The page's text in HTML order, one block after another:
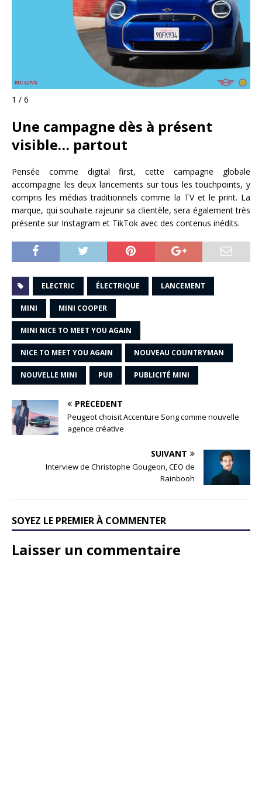
1 / 6
Une campagne dès à présent
visible… partout
Pensée comme digital first, cette campagne globale
accompagne les deux lancements sur tous les touchpoints, y
compris les médias traditionnels comme la TV et le print. La
marque, qui souhaite rajeunir sa clientèle, sera également très
présente sur Instagram et TikTok avec des contenus inédits.
ELECTRIC ÉLECTRIQUE LANCEMENT
MINI MINI COOPER
MINI NICE TO MEET YOU AGAIN
NICE TO MEET YOU AGAIN NOUVEAU COUNTRYMAN
NOUVELLE MINI PUB PUBLICITÉ MINI
PRÉCÉDENT
Peugeot choisit Accenture Song comme nouvelle
agence créative
SUIVANT
Interview de Christophe Gougeon, CEO de
Rainbooh
SOYEZ LE PREMIER À COMMENTER
Laisser un commentaire